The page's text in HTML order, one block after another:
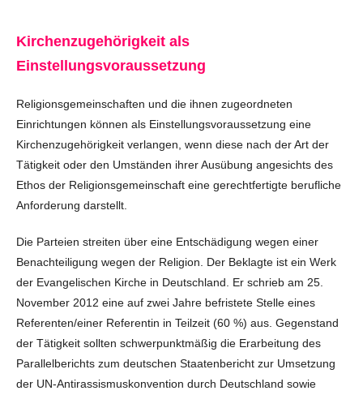
Kirchenzugehörigkeit als
Einstellungsvoraussetzung
Religionsgemeinschaften und die ihnen zugeordneten
Einrichtungen können als Einstellungsvoraussetzung eine
Kirchenzugehörigkeit verlangen, wenn diese nach der Art der
Tätigkeit oder den Umständen ihrer Ausübung angesichts des
Ethos der Religionsgemeinschaft eine gerechtfertigte berufliche
Anforderung darstellt.
Die Parteien streiten über eine Entschädigung wegen einer
Benachteiligung wegen der Religion. Der Beklagte ist ein Werk
der Evangelischen Kirche in Deutschland. Er schrieb am 25.
November 2012 eine auf zwei Jahre befristete Stelle eines
Referenten/einer Referentin in Teilzeit (60 %) aus. Gegenstand
der Tätigkeit sollten schwerpunktmäßig die Erarbeitung des
Parallelberichts zum deutschen Staatenbericht zur Umsetzung
der UN-Antirassismuskonvention durch Deutschland sowie